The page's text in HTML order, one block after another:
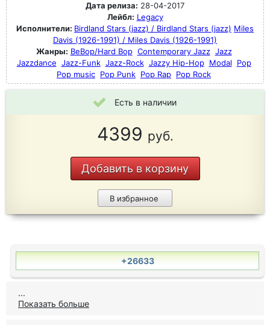
Дата релиза: 28-04-2017
Лейбл: Legacy
Исполнители: Birdland Stars (jazz) / Birdland Stars (jazz) Miles
Davis (1926-1991) / Miles Davis (1926-1991)
Жанры: BeBop/Hard Bop Contemporary Jazz Jazz
Jazzdance Jazz-Funk Jazz-Rock Jazzy Hip-Hop Modal
Pop
Pop music Pop Punk Pop Rap Pop Rock
Есть в наличии
4399 руб.
Добавить в корзину
В избранное
+26633
...
Показать больше